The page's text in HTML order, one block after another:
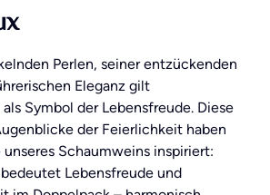
Perlen, seiner entzückenden
Eleganz gilt
Symbol der Lebensfreude. Diese
der Feierlichkeit haben
unseres Schaumweins inspiriert:
Lebensfreude und